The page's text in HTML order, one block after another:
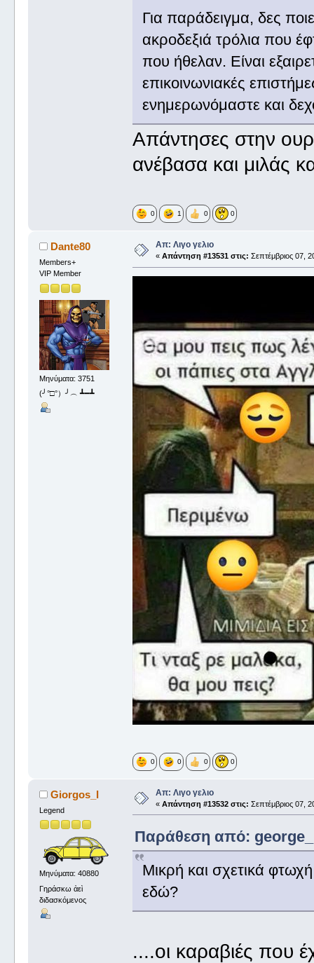
Για παράδειγμα, δες
ακροδεξιά τρόλια που
που ήθελαν. Είναι
επικοινωνιακές
ενημερωνόμαστε και
Απάντησες στην
ανέβασα και μιλάς
0 1 0 0
Dante80
Members+
VIP Member
Μηνύματα: 3751
(╯°□°）╯︵ ┻━┻
Απ: Λιγο γελιο
« Απάντηση #13531 στις: Σεπτέμβριος 07,
0 0 0 0
Giorgos_I
Legend
Μηνύματα: 40880
Γηράσκω ἀεὶ
διδασκόμενος
Απ: Λιγο γελιο
« Απάντηση #13532 στις: Σεπτέμβριος 07,
Παράθεση από: george_
Μικρή και σχετικά
εδώ?
....οι καραβιές που